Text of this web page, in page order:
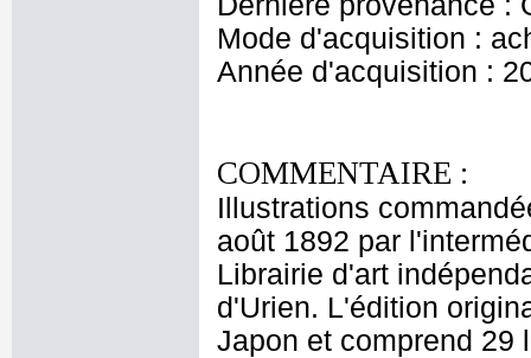
Mode d'acquisition :
Année d'acquisition :
COMMENTAIRE :
Illustrations
août 1892 par
Librairie d'art
d'Urien. L'édition
Japon et comprend 29